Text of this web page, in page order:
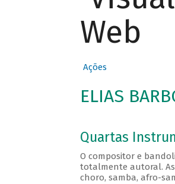
Web
Ações
ELIAS
Quartas
O compositor e
totalmente autoral.
choro, samba, afro-